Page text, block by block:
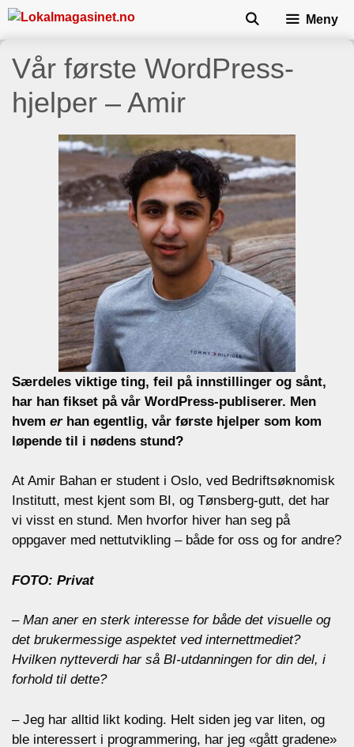
Skip
content
Meny
Vår første WordPress-
hjelper – Amir
Særdeles viktige ting, feil på innstillinger og sånt,
har han fikset på vår WordPress-publiserer. Men
hvem erhan egentlig, vår første hjelper som kom
løpende til i nødens stund?
At Amir Bahan er student i Oslo, ved Bedriftsøknomisk
Institutt, mest kjent som BI, og Tønsberg-gutt, det har
vi visst en stund. Men hvorfor hiver han seg på
oppgaver med nettutvikling – både for oss og for andre?
FOTO: Privat
– Man aner en sterk interesse for både det visuelle og
det brukermessige aspektet ved internettmediet?
Hvilken nytteverdi har så BI-utdanningen for din del, i
forhold til dette?
– Jeg har alltid likt koding. Helt siden jeg var liten, og
ble interessert i programmering, har jeg «gått gradene»